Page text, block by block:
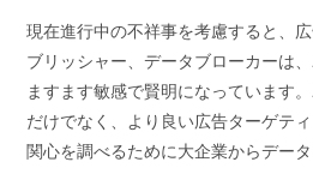
現在進行中の不祥事を考慮すると、
ブリッシャー、データブローカーは
ますます敏感で賢明になっています
だけでなく、より良い広告ターゲテ
関心を調べるために大企業からデータ